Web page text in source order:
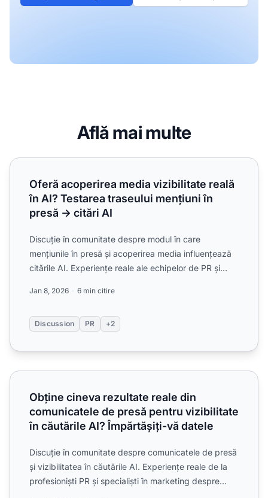
Află mai multe
Oferă acoperirea media vizibilitate reală în AI? Testarea
Oferă acoperirea media vizibilitate reală
în AI? Testarea traseului mențiuni în
presă → citări AI
Discuție în comunitate despre modul în care
mențiunile în presă și acoperirea media influențează
citările AI. Experiențe reale ale echipelor de PR și
Jan 8, 2026 6 min citire
Discussion PR +2
Obține cineva rezultate reale din comunicatele de presă
Obține cineva rezultate reale din
comunicatele de presă pentru vizibilitate
în căutările AI? Împărtășiți-vă datele
Discuție în comunitate despre comunicatele de presă
și vizibilitatea în căutările AI. Experiențe reale de la
profesioniști PR și specialiști în marketing despre...